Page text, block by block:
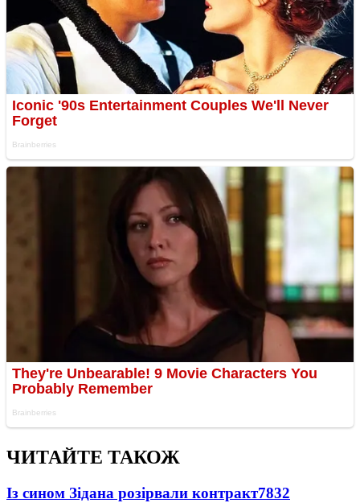
ЧИТАЙТЕ ТАКОЖ
Із сином Зідана розірвали контракт7832